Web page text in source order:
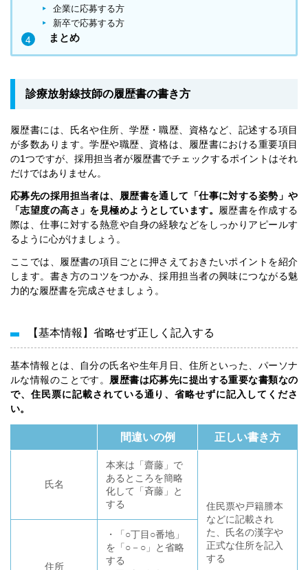
企業に応募する方
新卒で応募する方
まとめ
診療放射線技師の履歴書の書き方
履歴書には、氏名や住所、学歴・職歴、資格など、記述する項目
が多数あります。学歴や職歴、資格は、履歴書における重要項目
の1つですが、採用担当者が履歴書でチェックするポイントはそれ
だけではありません。
応募先の採用担当者は、履歴書を通して「仕事に対する姿勢」や
「志望度の高さ」を見極めようとしています。 履歴書を作成する
際は、仕事に対する熱意や自身の経験などをしっかりアピールす
るように心がけましょう。
ここでは、履歴書の項目ごとに押さえておきたいポイントを紹介
します。書き方のコツをつかみ、採用担当者の興味につながる魅
力的な履歴書を完成させましょう。
【基本情報】省略せず正しく記入する
基本情報とは、自分の氏名や生年月日、住所といった、パーソナ
ルな情報のことです。 履歴書は応募先に提出する重要な書類なの
で、住民票に記載されている通り、省略せずに記入してくださ
い。
間違いの例 正しい書き方
氏名
本来は「齋藤」で
あるところを簡略
化して「斉藤」と
する
住民票や戸籍謄本
などに記載され
た、氏名の漢字や
正式な住所を記入
する
住所
・「○丁目○番地」
を「○－○」と省略
する